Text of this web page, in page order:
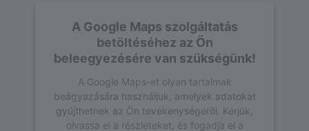
A Google Maps szolgáltatás
betöltéséhez az Ön
beleegyezésére van szükségünk!
A Google Maps-et olyan tartalmak
beágyazására használjuk, amelyek adatokat
gyűjthetnek az Ön tevékenységéről. Kérjük,
olvassa el a részleteket, és fogadja el a